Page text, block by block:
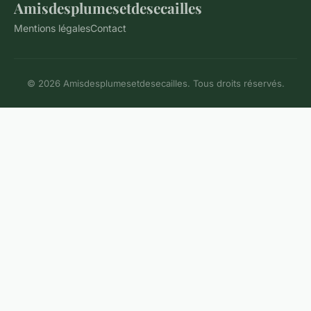
Amisdesplumesetdesecailles
Mentions légalesContact
© 2026 Amisdesplumesetdesecailles. Tous droits réservés.